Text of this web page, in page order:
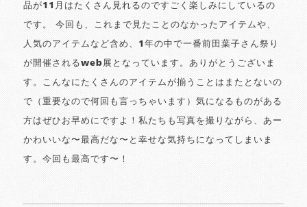
品が11月はたくさん見れるのですごく楽しみにしているの
です。 今回も、これまで見たことのなかったアイテムや、
人気のアイテムなど含め、1年の中で一番前田葉子さん祭り
が開催されるweb展となっています。ありがとうございま
す。こんなにたくさんのアイテムが揃うことはまたとないの
で（重要なので何回も言っちゃいます）気になるものがある
方はぜひお早めにですよ！私たちも写真を撮りながら、あー
かわいいな〜最高だな〜と幸せな気持ちになってしまいま
す。今回も最高です〜！